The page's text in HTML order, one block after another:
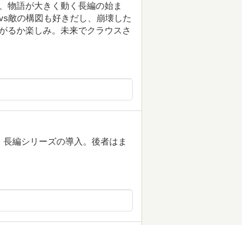
物語が大きく動く長編の始ま
敵の構図も好きだし、崩壊した
るか楽しみ。未来でクラウスさ
編シリーズの導入。後者はま